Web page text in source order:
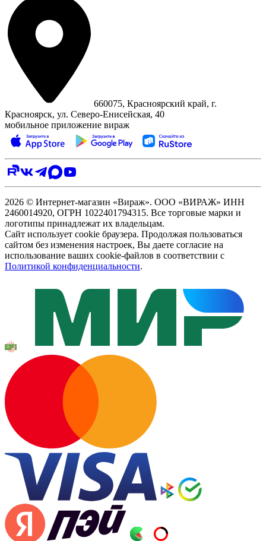
660075, Красноярский край, г.
Красноярск, ул. Северо‑Енисейская, 40
мобильное приложение вираж
2026 © Интернет-магазин «Вираж». ООО «ВИРАЖ» ИНН
2460014920, ОГРН 1022401794315. Все торговые марки и
логотипы принадлежат их владельцам.
Сайт использует cookie браузера. Продолжая пользоваться
сайтом без изменения настроек, Вы даете согласие на
использование ваших cookie-файлов в соответствии с
Политикой конфиденциальности.